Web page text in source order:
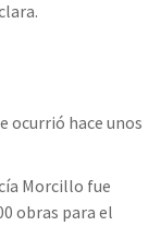
ocurrió hace unos
Morcillo fue
obras para el